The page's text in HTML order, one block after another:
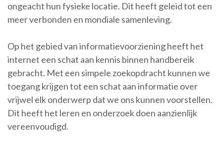
ongeacht hun fysieke locatie. Dit heeft geleid tot een
meer verbonden en mondiale samenleving.
Op het gebied van informatievoorziening heeft het
internet een schat aan kennis binnen handbereik
gebracht. Met een simpele zoekopdracht kunnen we
toegang krijgen tot een schat aan informatie over
vrijwel elk onderwerp dat we ons kunnen voorstellen.
Dit heeft het leren en onderzoek doen aanzienlijk
vereenvoudigd.